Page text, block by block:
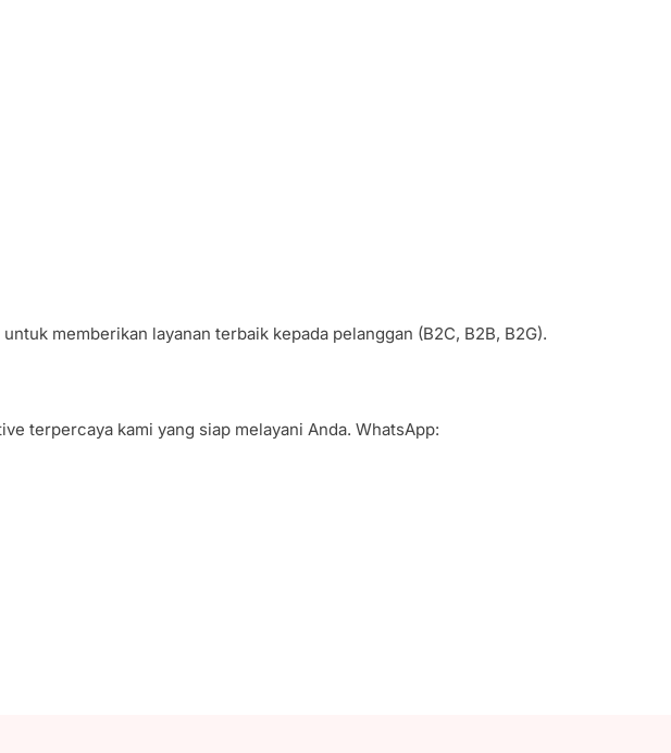
memberikan layanan terbaik kepada pelanggan (B2C, B2B, B2G).
terpercaya kami yang siap melayani Anda. WhatsApp: